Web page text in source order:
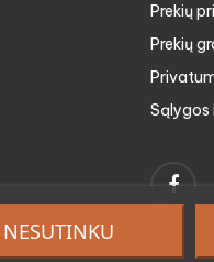
Prekių
Prekių
Sąlygos
NESUTINKU